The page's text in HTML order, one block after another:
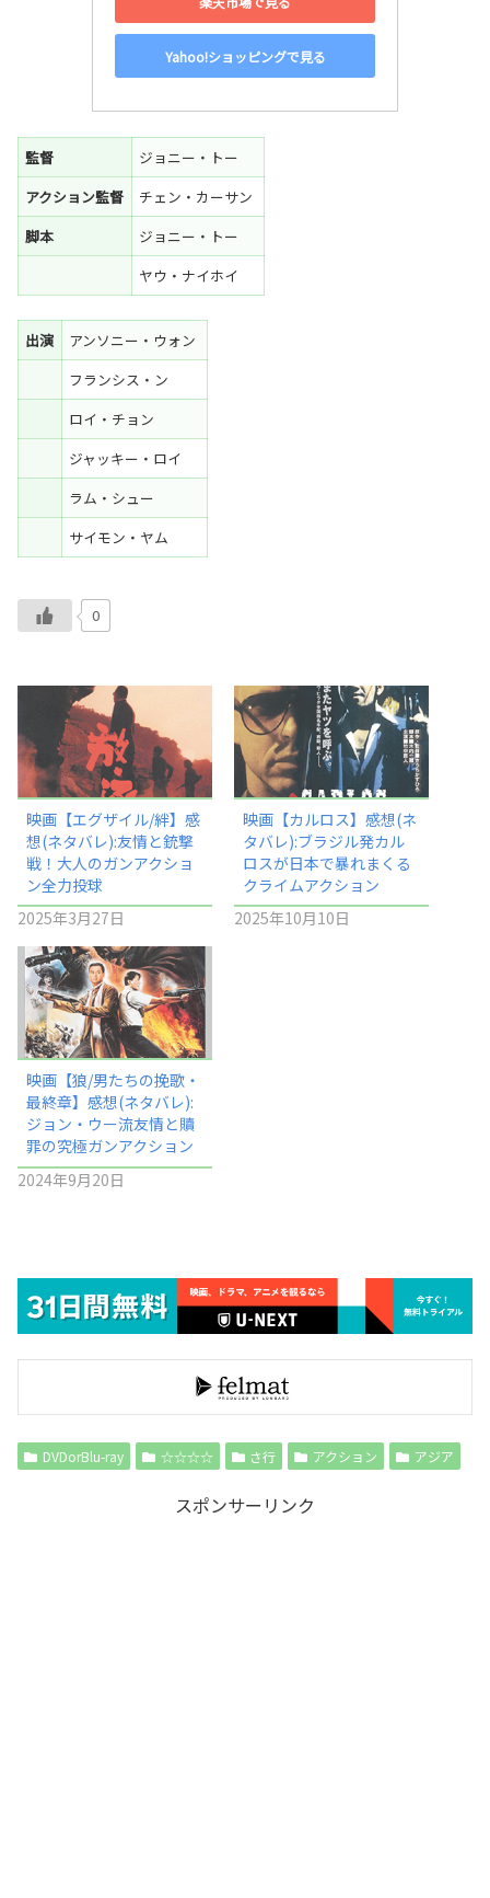
Yahoo!ショッピングで見る
監督
ジョニー・トー
アクション監督
チェン・カーサン
脚本
ジョニー・トー
ヤウ・ナイホイ
出演
アンソニー・ウォン
フランシス・ン
ロイ・チョン
ジャッキー・ロイ
ラム・シュー
サイモン・ヤム
0
映画【エグザイル/絆】感
想(ネタバレ):友情と銃撃
戦！大人のガンアクショ
ン全力投球
2025年3月27日
映画【カルロス】感想(ネ
タバレ):ブラジル発カル
ロスが日本で暴れまくる
クライムアクション
2025年10月10日
映画【狼/男たちの挽歌・
最終章】感想(ネタバレ):
ジョン・ウー流友情と贖
罪の究極ガンアクション
2024年9月20日
DVDorBlu-ray ☆☆☆☆ さ行 アクション アジア
スポンサーリンク